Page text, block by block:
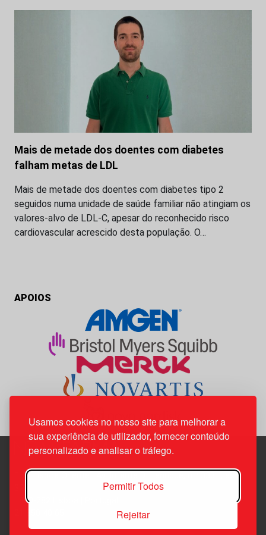
Usamos cookies no nosso site para melhorar a
sua experiência de utilizador, fornecer conteúdo
personalizado e analisar o tráfego.
Permitir Todos
Rejeitar
Mais de metade dos doentes com diabetes
falham metas de LDL
Mais de metade dos doentes com diabetes tipo 2
seguidos numa unidade de saúde familiar não atingiam os
valores-alvo de LDL-C, apesar do reconhecido risco
cardiovascular acrescido desta população. O…
APOIOS
Edif. Lisboa Oriente | Av. Infante D. Henrique, n.º 333H, esc.
1800-282 Lisboa | Portugal